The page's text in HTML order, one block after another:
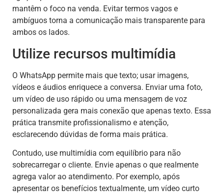
mantêm o foco na venda. Evitar termos vagos e
ambíguos torna a comunicação mais transparente para
ambos os lados.
Utilize recursos multimídia
O WhatsApp permite mais que texto; usar imagens,
vídeos e áudios enriquece a conversa. Enviar uma foto,
um vídeo de uso rápido ou uma mensagem de voz
personalizada gera mais conexão que apenas texto. Essa
prática transmite profissionalismo e atenção,
esclarecendo dúvidas de forma mais prática.
Contudo, use multimídia com equilíbrio para não
sobrecarregar o cliente. Envie apenas o que realmente
agrega valor ao atendimento. Por exemplo, após
apresentar os benefícios textualmente, um vídeo curto